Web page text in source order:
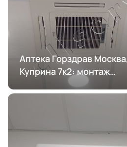
Аптека Горздрав
Куприна 7к2: монтаж
кондиционирования